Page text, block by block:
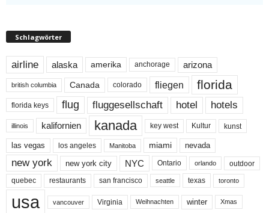
Schlagwörter
airline alaska amerika anchorage arizona
british columbia Canada colorado fliegen florida
florida keys flug fluggesellschaft hotel hotels
illinois kalifornien kanada key west Kultur kunst
las vegas los angeles Manitoba miami nevada
new york new york city NYC Ontario orlando outdoor
quebec restaurants san francisco seattle texas toronto
usa vancouver Virginia Weihnachten winter Xmas